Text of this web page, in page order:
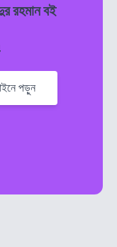
রহমান বই
পড়ুন